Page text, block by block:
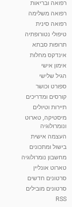
10:17
01:37
01:46
05:37
1:31:05
רפואה ובריאות
רפואה משלימה
רפואה סינית
טיפולי נטורופתיה
תרופות סבתא
אינדקס מחלות
אימון אישי
הגיל שלישי
ספורט וכושר
קורסים ומדריכים
תיירות וטיולים
מיסטיקה, טארוט
ונומרולוגיה
העצמה אישית
בישול ומתכונים
מחשבון נומרולוגיה
טארוט אונליין
סרטונים חדשים
סרטונים מובילים
RSS